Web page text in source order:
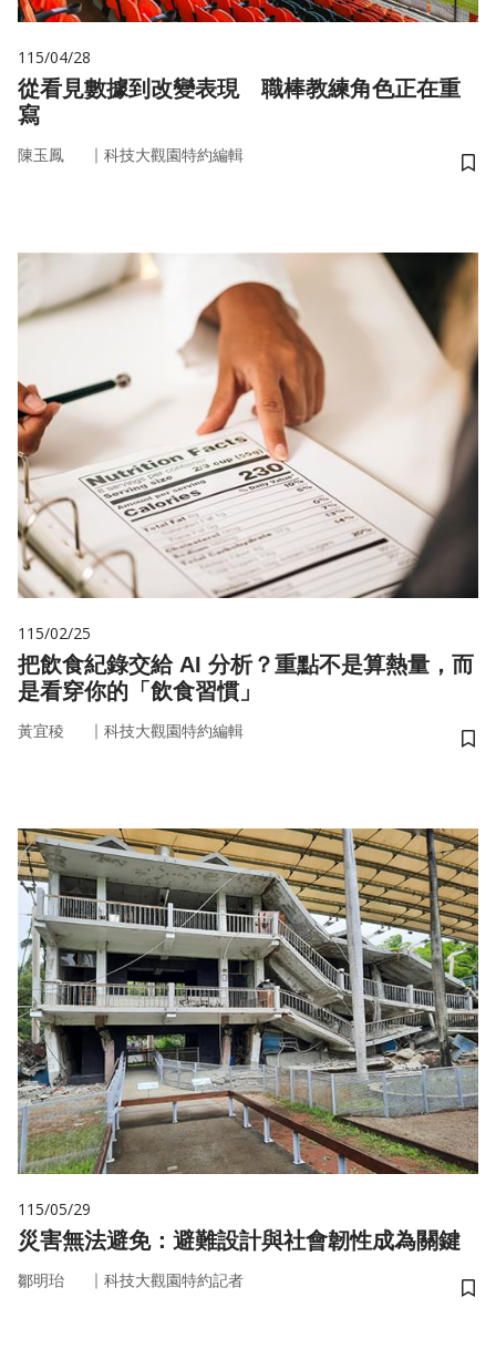
115/04/28
從看見數據到改變表現 職棒教練角色正在重
寫
陳玉鳳 ｜ 科技大觀園特約編輯
儲
115/02/25
把飲食紀錄交給 AI 分析？重點不是算熱量，而
是看穿你的「飲食習慣」
黃宜稜 ｜ 科技大觀園特約編輯
儲
115/05/29
災害無法避免：避難設計與社會韌性成為關鍵
鄒明珆 ｜ 科技大觀園特約記者
儲